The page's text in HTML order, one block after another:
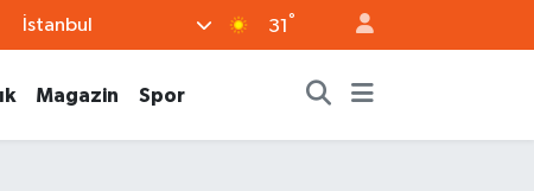
İstanbul 31 °
Magazin Spor